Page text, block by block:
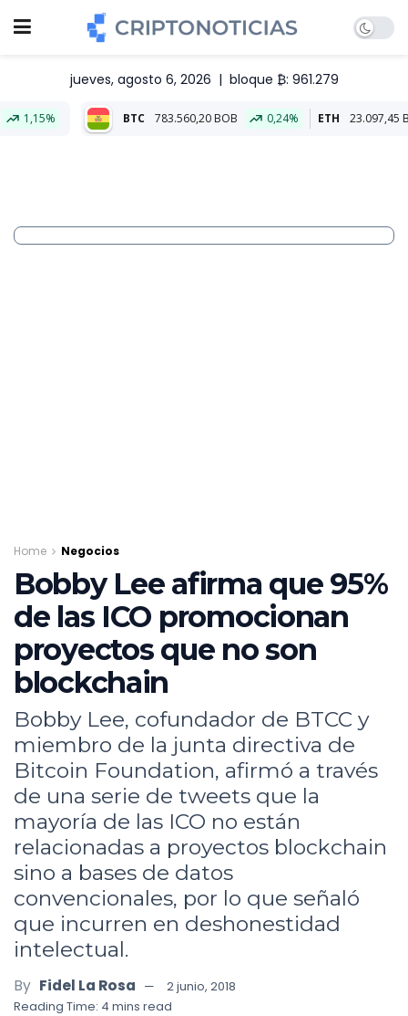
jueves, agosto 6, 2026 | bloque ₿: 961.279
BTC 783.560,20 BOB 0,24% ETH 23.097,45 BOB 0,62%
Home Negocios
Bobby Lee afirma que 95%
de las ICO promocionan
proyectos que no son
blockchain
Bobby Lee, cofundador de BTCC y
miembro de la junta directiva de
Bitcoin Foundation, afirmó a través
de una serie de tweets que la
mayoría de las ICO no están
relacionadas a proyectos blockchain
sino a bases de datos
convencionales, por lo que señaló
que incurren en deshonestidad
intelectual.
By Fidel La Rosa
2 junio, 2018
Reading Time: 4 mins read